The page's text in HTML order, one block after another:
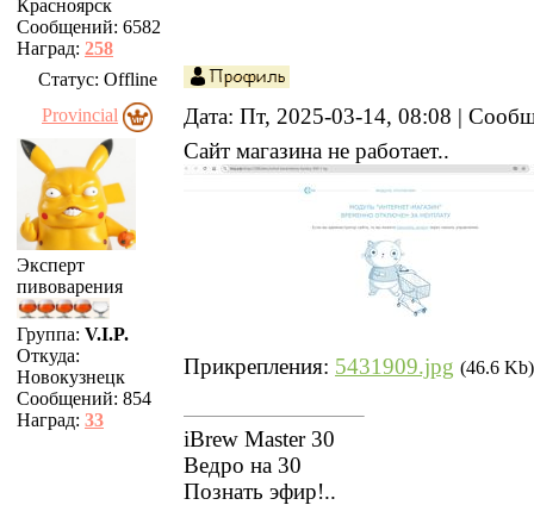
Красноярск
Сообщений: 6582
Наград: 258
Статус: Offline
Provincial
Дата: Пт, 2025-03-14, 08:08 |
Эксперт
пивоварения
Группа: V.I.P.
Откуда:
Новокузнецк
Сообщений: 854
Наград: 33
Сайт магазина не работает..
Прикрепления: 5431909.jpg (46.6 Kb)
iBrew Master 30
Ведро на 30
Познать эфир!..